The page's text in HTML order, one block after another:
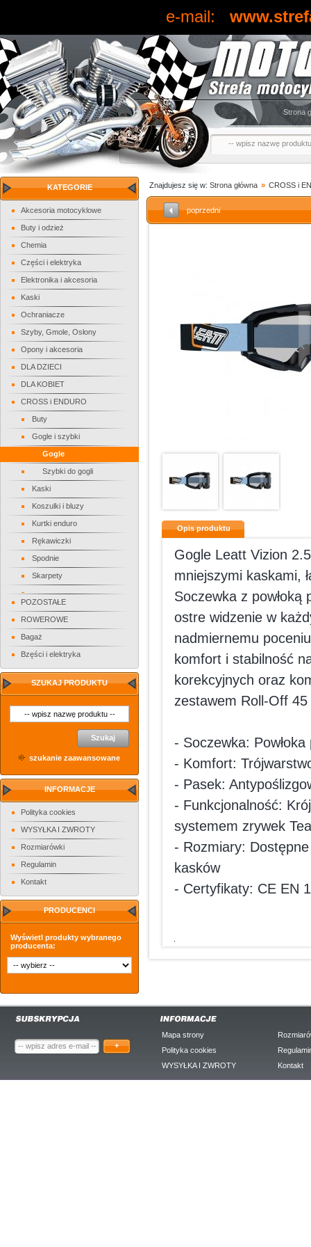
e-mail:
Strona
KATEGORIE
Akcesoria motocyklowe
Buty i odzież
Chemia
Części i elektryka
Elektronika i akcesoria
Kaski
Ochraniacze
Szyby, Gmole, Osłony
Opony i akcesoria
DLA DZIECI
DLA KOBIET
CROSS i ENDURO
Buty
Gogle i szybki
Gogle
Szybki do gogli
Kaski
Koszulki i bluzy
Kurtki enduro
Rękawiczki
Spodnie
Skarpety
POZOSTAŁE
ROWEROWE
Bagaż
Bzęści i elektryka
SZUKAJ PRODUKTU
Szukaj
szukanie zaawansowane
INFORMACJE
Polityka cookies
WYSYŁKA I ZWROTY
Rozmiarówki
Regulamin
Kontakt
PRODUCENCI
Wyświetl produkty wybranego
producenta:
Znajdujesz się w: Strona główna » CROSS i
poprzedni
Opis produktu
Gogle Leatt Vizion
mniejszymi kaskami,
Soczewka z
ostre widzenie w
nadmiernemu
komfort i stabilność
korekcyjnych oraz
zestawem Roll-Off
- Soczewka:
- Komfort:
- Pasek:
- Funkcjonalność:
systemem zrywek
- Rozmiary:
kasków
- Certyfikaty: CE EN
+
Mapa strony
Polityka cookies
WYSYŁKA I ZWROTY
Kontakt